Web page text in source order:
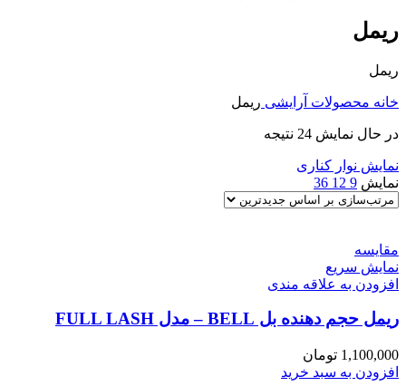
ریمل
ریمل
خانه محصولات آرایشی ریمل
در حال نمایش 24 نتیجه
نمایش نوار کناری
نمایش 9
12
36
مقايسه
نمایش سریع
افزودن به علاقه مندی
ریمل حجم دهنده بل BELL – مدل FULL LASH
1,100,000 تومان
افزودن به سبد خرید